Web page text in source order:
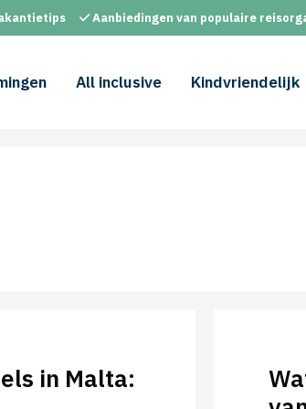
Aanbiedingen van populaire
All inclusive Kindvriendelijk
in Malta: